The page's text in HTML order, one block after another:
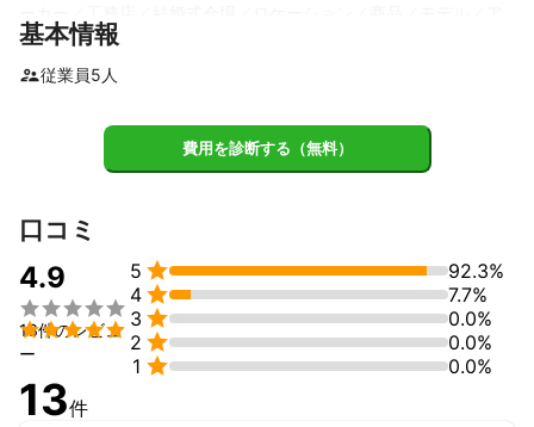
パレル／オーディション／風景／美術・工芸品／宝飾品／宣材写
アピールポイント
●グラフィックデザインで培ったハイレベルのレタッチが可能で
＜詳細は下記公式ホームページに記載しております。＞
基本情報
従業員5 人
費用を診断する（無料）
口コミ
4.9


13件のレビュ
ー
5 
92.3%
4 
7.7%
3 
0.0%
2 
0.0%
1  0.0%
13件